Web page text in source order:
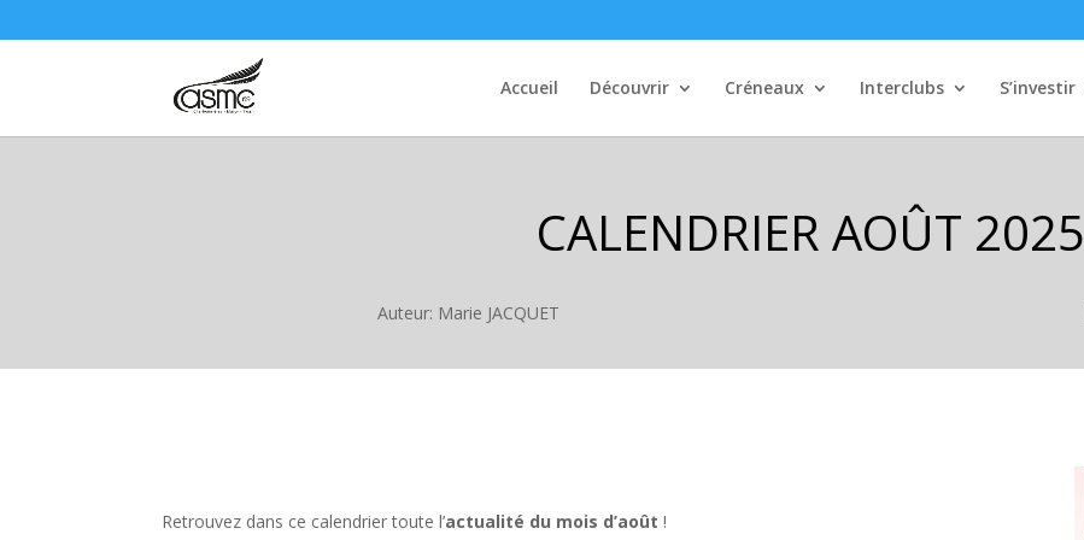
Accueil Découvrir Créneaux Interclubs S’investir
CALENDRIER AOÛT 2025
Auteur: Marie JACQUET
Retrouvez dans ce calendrier toute l’actualité du mois d’août!